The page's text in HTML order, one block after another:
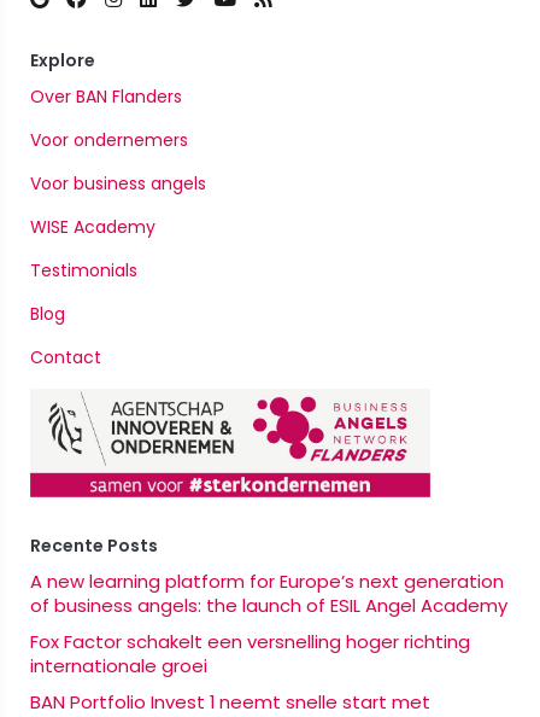
Explore
Over BAN Flanders
Voor ondernemers
Voor business angels
WISE Academy
Testimonials
Blog
Contact
Recente Posts
A new learning platform for Europe’s next generation
of business angels: the launch of ESIL Angel Academy
Fox Factor schakelt een versnelling hoger richting
internationale groei
BAN Portfolio Invest 1 neemt snelle start met